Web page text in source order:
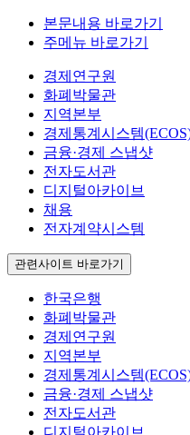
본문내용 바로가기
주메뉴 바로가기
경제연구원
화폐박물관
지역본부
경제통계시스템
금융·경제 스냅샷
전자도서관
디지털아카이브
채용
전자계약시스템
관련사이트 바로가기
한국은행
화폐박물관
경제연구원
지역본부
경제통계시스템
금융·경제 스냅샷
전자도서관
디지털아카이브